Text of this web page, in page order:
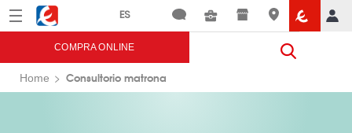
Menú Eroski
COMPRA ONLINE
Home Consultorio matrona